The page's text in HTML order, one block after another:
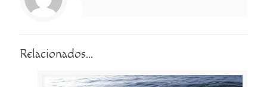
Relacionados...